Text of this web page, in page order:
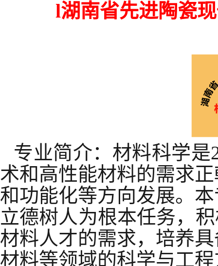
l湖南省先进陶瓷
专业简介：材料科学
术和高性能材料的需求
和功能化等方向发展。
立德树人为根本任务，
材料人才的需求，培养
材料等领域的科学与工